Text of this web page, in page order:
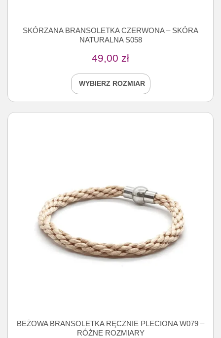
SKÓRZANA BRANSOLETKA CZERWONA – SKÓRA
NATURALNA S058
49,00 zł
WYBIERZ ROZMIAR
BEŻOWA BRANSOLETKA RĘCZNIE PLECIONA W079 –
RÓŻNE ROZMIARY